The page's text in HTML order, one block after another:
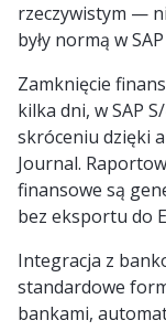
rzeczywistym —
były normą w SAP
Zamknięcie
kilka dni, w SAP
skróceniu dzięki
Journal.
finansowe są
bez eksportu do
Integracja z
standardowe
bankami,